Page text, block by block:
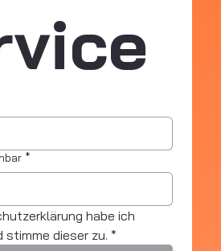
*
habe ich
stimme dieser zu. *